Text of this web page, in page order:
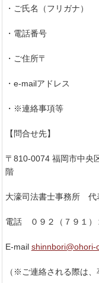
・ご氏名（フリガナ）
・電話番号
・ご住所〒
・e-mailアドレス
・※連絡事項等
【問合せ先】
〒810-0074 福岡市中央
階
大濠司法書士事務所
電話 ０９２（７９１）
E-mail shinnbori@ohori-
（※ご連絡される際は、